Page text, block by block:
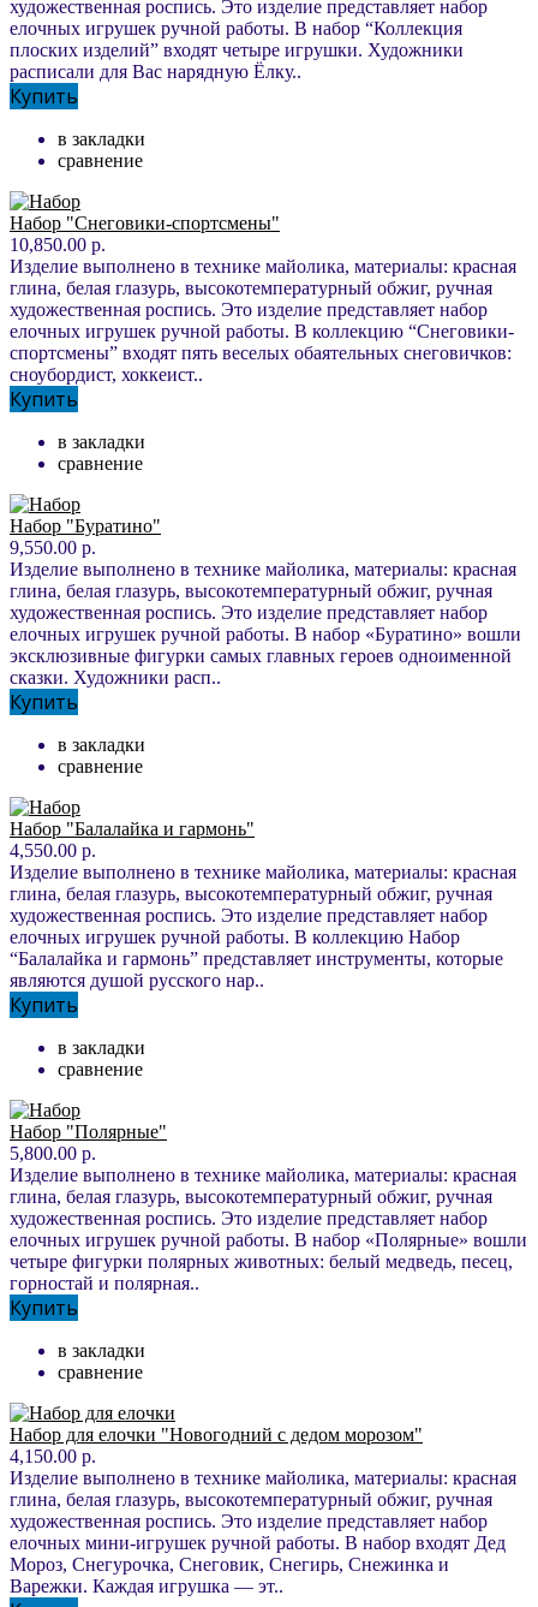
художественная роспись. Это изделие представляет набор
елочных игрушек ручной работы. В набор “Коллекция
плоских изделий” входят четыре игрушки. Художники
расписали для Вас нарядную Ёлку..
Купить
в закладки
сравнение
Набор "Снеговики-спортсмены"
10,850.00 р.
Изделие выполнено в технике майолика, материалы: красная
глина, белая глазурь, высокотемпературный обжиг, ручная
художественная роспись. Это изделие представляет набор
елочных игрушек ручной работы. В коллекцию “Снеговики-
спортсмены” входят пять веселых обаятельных снеговичков:
сноубордист, хоккеист..
Купить
в закладки
сравнение
Набор "Буратино"
9,550.00 р.
Изделие выполнено в технике майолика, материалы: красная
глина, белая глазурь, высокотемпературный обжиг, ручная
художественная роспись. Это изделие представляет набор
елочных игрушек ручной работы. В набор «Буратино» вошли
эксклюзивные фигурки самых главных героев одноименной
сказки. Художники расп..
Купить
в закладки
сравнение
Набор "Балалайка и гармонь"
4,550.00 р.
Изделие выполнено в технике майолика, материалы: красная
глина, белая глазурь, высокотемпературный обжиг, ручная
художественная роспись. Это изделие представляет набор
елочных игрушек ручной работы. В коллекцию Набор
“Балалайка и гармонь” представляет инструменты, которые
являются душой русского нар..
Купить
в закладки
сравнение
Набор "Полярные"
5,800.00 р.
Изделие выполнено в технике майолика, материалы: красная
глина, белая глазурь, высокотемпературный обжиг, ручная
художественная роспись. Это изделие представляет набор
елочных игрушек ручной работы. В набор «Полярные» вошли
четыре фигурки полярных животных: белый медведь, песец,
горностай и полярная..
Купить
в закладки
сравнение
Набор для елочки "Новогодний с дедом морозом"
4,150.00 р.
Изделие выполнено в технике майолика, материалы: красная
глина, белая глазурь, высокотемпературный обжиг, ручная
художественная роспись. Это изделие представляет набор
елочных мини-игрушек ручной работы. В набор входят Дед
Мороз, Снегурочка, Снеговик, Снегирь, Снежинка и
Варежки. Каждая игрушка — эт..